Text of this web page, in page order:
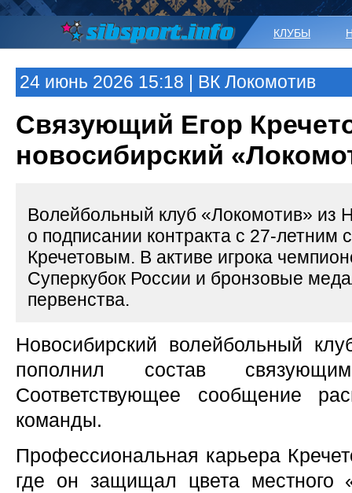
КЛУБЫ
24 июнь 2026 15:18 | ВК Локомотив
Связующий Егор
новосибирский
Волейбольный клуб «Локомотив» из
о подписании контракта с 27-
Кречетовым. В активе игрока
Суперкубок России и бронзовые
первенства.
Новосибирский волейбольный
пополнил состав
Соответствующее сообщение
команды.
Профессиональная карьера
где он защищал цвета местного